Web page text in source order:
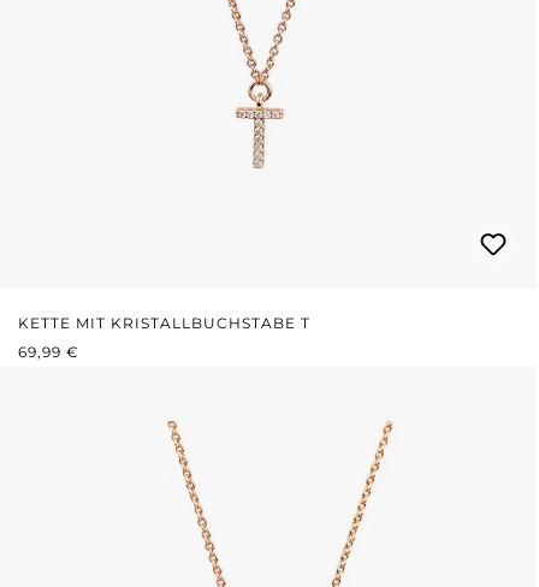
KETTE MIT KRISTALLBUCHSTABE T
REGULÄRER PREIS:
69,99 €